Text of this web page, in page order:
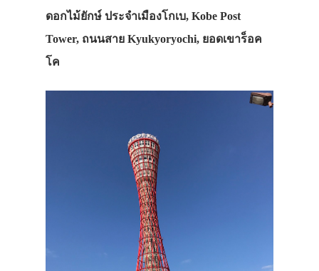
ดอกไม้ยักษ์ ประจำเมืองโกเบ, Kobe Post
Tower, ถนนสาย Kyukyoryochi, ยอดเขาร็อค
โค